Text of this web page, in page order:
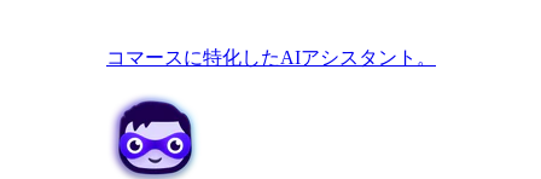
コマースに特化したAIアシスタント。